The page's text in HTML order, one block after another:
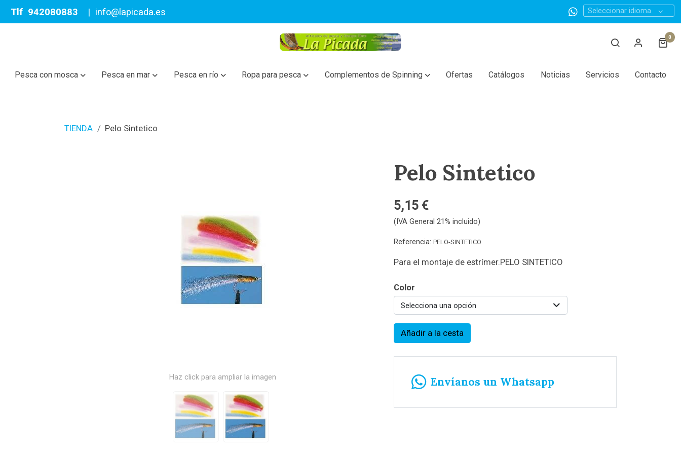
Tlf 942080883 | info@lapicada.es Seleccionar idioma
0
Pesca con mosca Pesca en mar Pesca en río Ropa para pesca Complementos de Spinning Ofertas Catálogos Noticias Servicios Contacto
TIENDA Pelo Sintetico
Haz click para ampliar la imagen
Pelo Sintetico
5,15 €
(IVA General 21% incluido)
Referencia:PELO-SINTETICO
Para el montaje de estrímer.PELO SINTETICO
Color
Selecciona una opción
Añadir a la cesta
Envíanos un Whatsapp